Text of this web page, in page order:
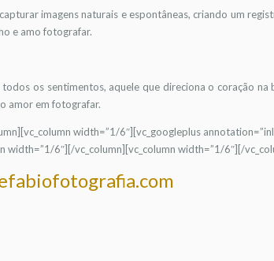
imagens naturais e espontâneas, criando um
e amo fotografar.
os sentimentos, aquele que direciona o coração na
amor em fotografar.
width=”1/6″][vc_googleplus
6″][/vc_column][vc_column width=”1/6″][/